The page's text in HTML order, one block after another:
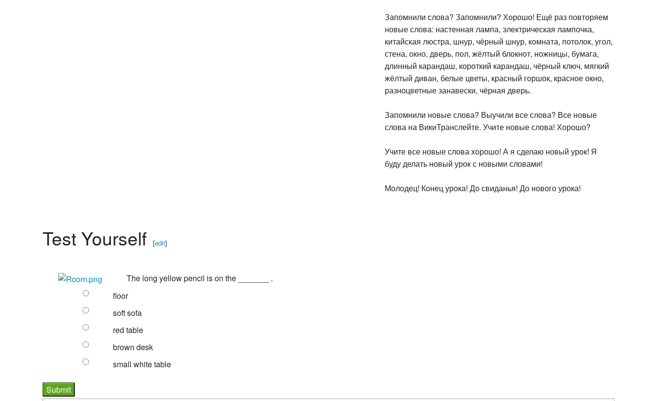
Запомнили слова? Запомнили? Хорошо! Ещё раз повторяем
новые слова: настенная лампа, электрическая лампочка,
китайская люстра, шнур, чёрный шнур, комната, потолок, угол,
стена, окно, дверь, пол, жёлтый блокнот, ножницы, бумага,
длинный карандаш, короткий карандаш, чёрный ключ, мягкий
жёлтый диван, белые цветы, красный горшок, красное окно,
разноцветные занавески, чёрная дверь.
Запомнили новые слова? Выучили все слова? Все новые
слова на ВикиТранслейте. Учите новые слова! Хорошо?
Учите все новые слова хорошо! А я сделаю новый урок! Я
буду делать новый урок с новыми словами!
Молодец! Конец урока! До свиданья! До нового урока!
Test Yourself [edit]
The long yellow pencil is on the _______ .
floor
soft sofa
red table
brown desk
small white table